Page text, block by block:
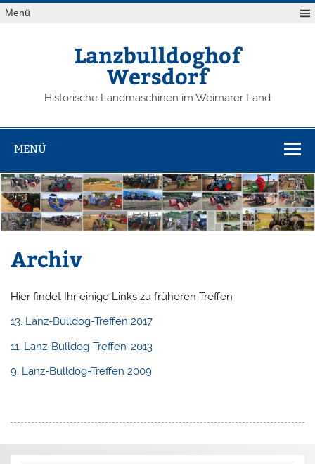
Zum
Inhalt
Menü
Lanzbulldoghof
Wersdorf
Historische Landmaschinen im Weimarer Land
MENÜ
Archiv
Hier findet Ihr einige Links zu früheren Treffen
13. Lanz-Bulldog-Treffen 2017
11. Lanz-Bulldog-Treffen-2013
9. Lanz-Bulldog-Treffen 2009